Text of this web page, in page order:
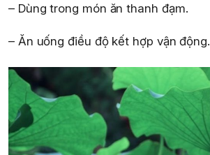
– Dùng trong món ăn thanh đạm.
– Ăn uống điều độ kết hợp vận động.